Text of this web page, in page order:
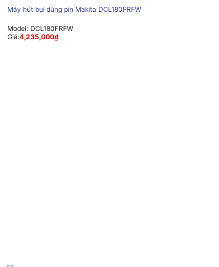
Máy hút bụi dùng pin Makita DCL180FRFW
Model: DCL180FRFW
Giá:4,235,000₫